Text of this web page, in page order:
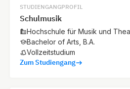
STUDIENGANGPROFIL
Schulmusik
Hochschule für Musik und
Bachelor of Arts, B.A.
Vollzeitstudium
Zum Studiengang